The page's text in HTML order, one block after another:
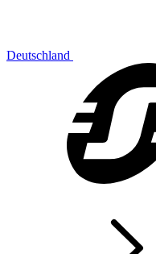
Deutschland